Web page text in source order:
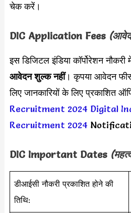
चेक करें।
DIC Application Fees
इस डिजिटल इंडिया कॉर्पोरेशन
आवेदन शुल्क नहीं। कृपया आवेदन फीस
लिए जानकारियों के लिए प्रकाशित
Recruitment 2024 Digital
Recruitment 2024
DIC Important Dates
डीआईसी नौकरी प्रकाशित होने की
तिथि: